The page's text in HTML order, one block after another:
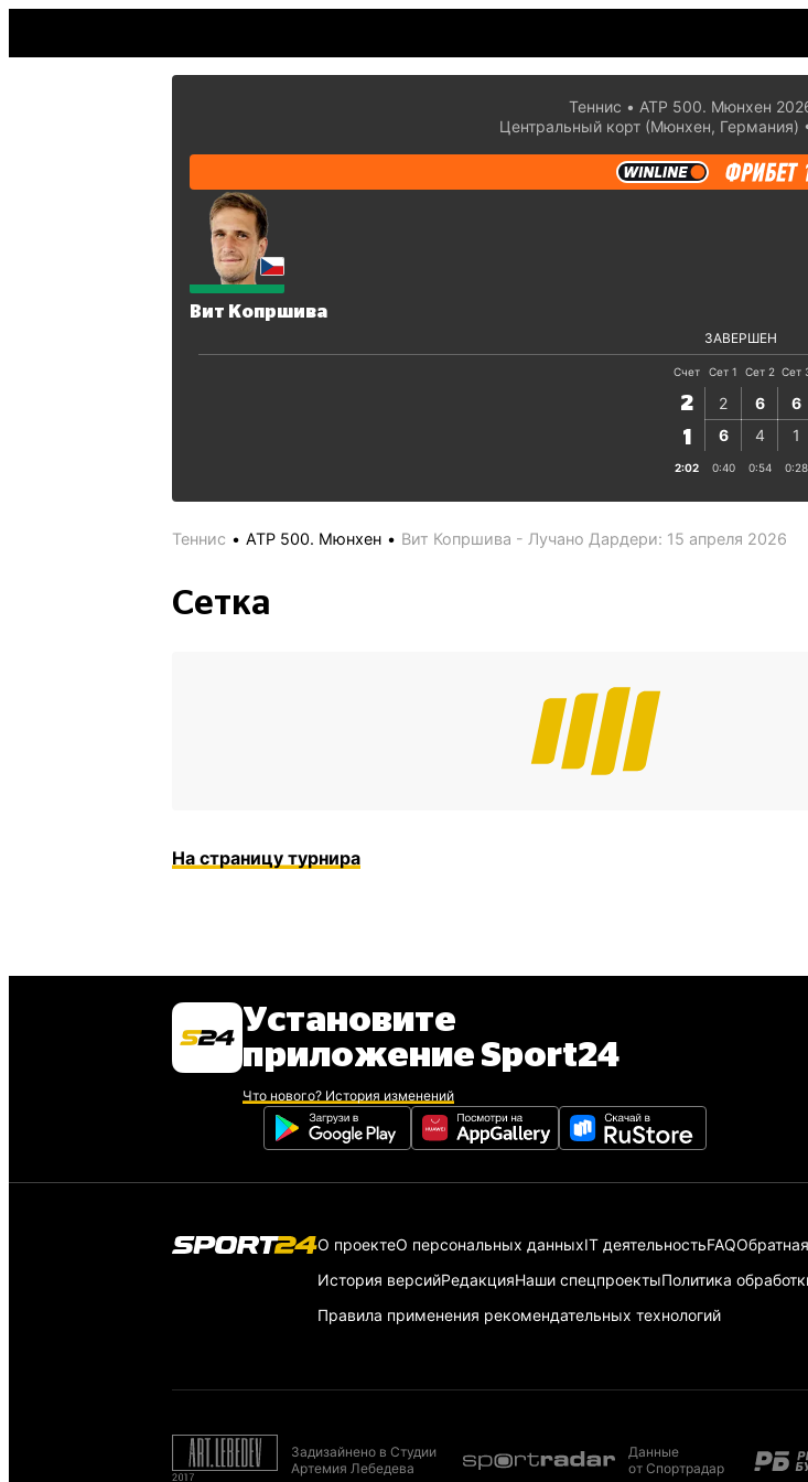
Теннис ATP 500. Мюнхен
Центральный корт (Мюнхен, Германия)
Вит Копршива
ЗАВЕРШЕН
Счет Сет 1 Сет 2 Сет
2 2 6 6
1 6 4 1
2:02 0:40 0:54 0:28
Теннис ATP 500. Мюнхен Вит Копршива - Лучано Дардери: 15 апреля 2026
Сетка
На страницу турнира
Установите
приложение Sport24
Что нового? История изменений
О проектеО персональных данныхIT деятельностьFAQ
История версийРедакцияНаши спецпроектыПолитика
Правила применения рекомендательных технологий
Задизайнено в Студии
Артемия Лебедева
Данные
от Спортрадар